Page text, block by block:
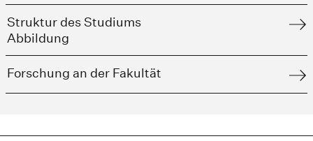
Struktur des Studiums
Abbildung
Forschung an der Fakultät